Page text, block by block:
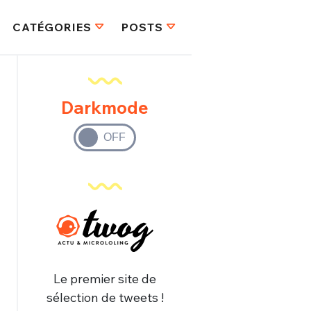
CATÉGORIES POSTS
Darkmode
Le premier site de
sélection de tweets !